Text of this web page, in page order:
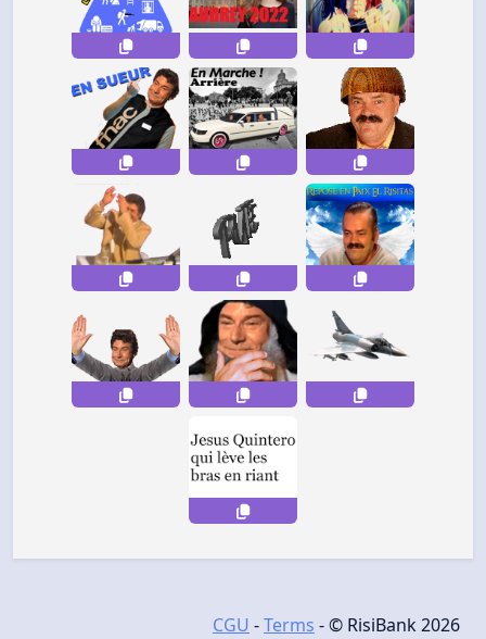
CGU -Terms - © RisiBank 2026